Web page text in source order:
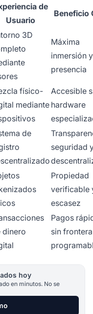
de
Usuario
Beneficio
3D
Máxima
inmersión y
presencia
físico-
mediante
Accesible
hardware
de
seguridad
Propiedad
verificable
escasez
dinero
Pagos
sin
hoy
en minutos. No se